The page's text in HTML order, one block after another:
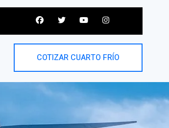
COTIZAR CUARTO FRÍO